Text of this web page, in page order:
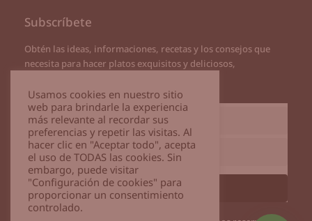
Subscríbete
Obtén las ideas, informaciones, recetas y los consejos que
necesita para hacer platos exquisitos y deliciosos,
Subscribirme
Usamos cookies en nuestro sitio
web para brindarle la experiencia
más relevante al recordar sus
preferencias y repetir las visitas. Al
hacer clic en "Aceptar todo", acepta
el uso de TODAS las cookies. Sin
embargo, puede visitar
"Configuración de cookies" para
proporcionar un consentimiento
controlado.